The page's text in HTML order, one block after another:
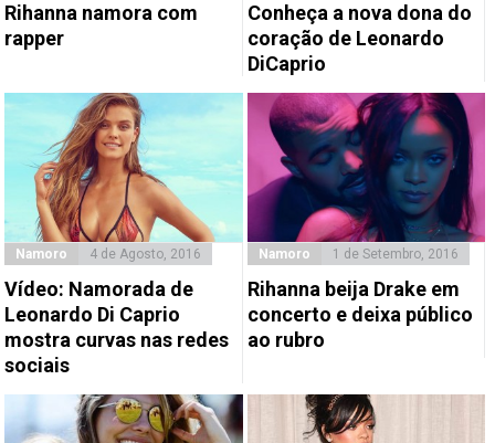
Rihanna namora com
rapper
Conheça a nova dona do
coração de Leonardo
DiCaprio
Namoro 4 de Agosto, 2016
Vídeo: Namorada de
Leonardo Di Caprio
mostra curvas nas redes
sociais
Namoro 1 de Setembro, 2016
Rihanna beija Drake em
concerto e deixa público
ao rubro